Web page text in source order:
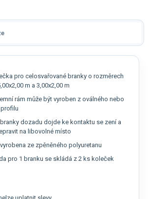
pro celosvařované branky o rozměrech
m a 3,00x2,00 m
rám může být vyroben z oválného nebo
dozadu dojde ke kontaktu se zení a
na libovolné místo
ze zpěněného polyuretanu
pro 1 branku se skládá z 2 ks koleček